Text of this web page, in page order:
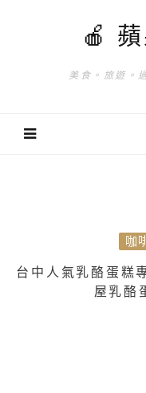
🍎
美食。旅遊。
咖
台中人氣乳酪蛋糕
屋乳酪